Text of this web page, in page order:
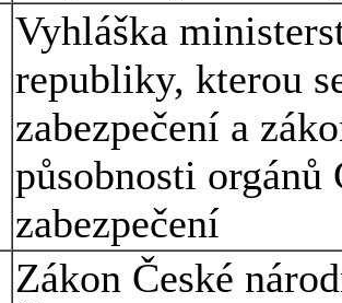
Vyhláška
republiky, kterou
zabezpečení a
působnosti
zabezpečení
Zákon České